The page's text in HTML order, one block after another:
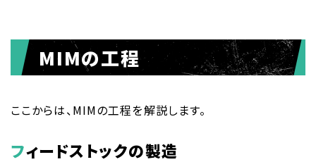
MIMの工程
ここからは、MIMの工程を解説します。
フィードストックの製造